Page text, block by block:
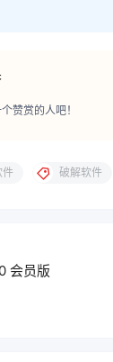
赞赏的人吧！
件 破解软件
会员版